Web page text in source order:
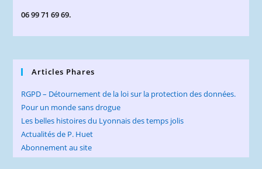
06 99 71 69 69.
Articles Phares
RGPD – Détournement de la loi sur la protection des données.
Pour un monde sans drogue
Les belles histoires du Lyonnais des temps jolis
Actualités de P. Huet
Abonnement au site